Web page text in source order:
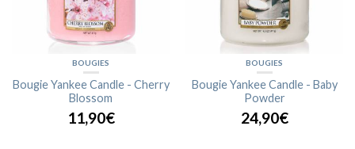
BOUGIES
Bougie Yankee Candle - Cherry
Blossom
11,90€
BOUGIES
Bougie Yankee Candle - Baby
Powder
24,90€